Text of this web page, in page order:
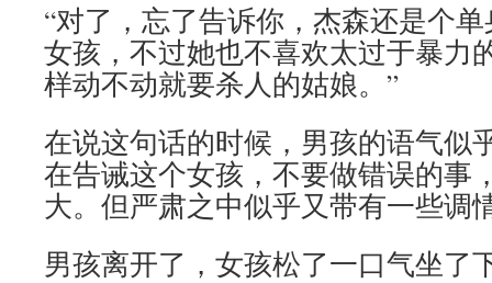
“对了，忘了告诉你，杰森还是个
女孩，不过她也不喜欢太过于暴力
样动不动就要杀人的姑娘。”
在说这句话的时候，男孩的语气似
在告诫这个女孩，不要做错误的事
大。但严肃之中似乎又带有一些调
男孩离开了，女孩松了一口气坐了